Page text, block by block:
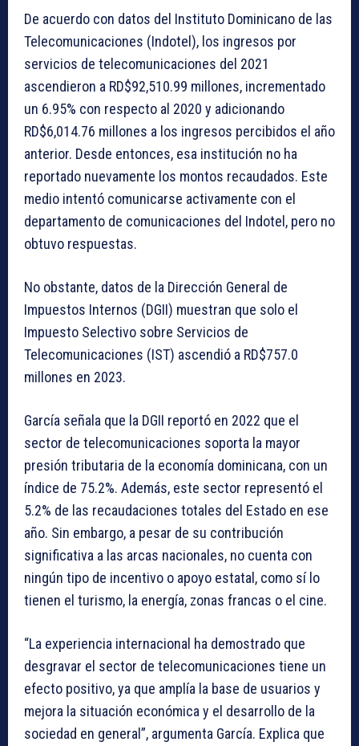
De acuerdo con datos del Instituto Dominicano de las
Telecomunicaciones (Indotel), los ingresos por
servicios de telecomunicaciones del 2021
ascendieron a RD$92,510.99 millones, incrementado
un 6.95% con respecto al 2020 y adicionando
RD$6,014.76 millones a los ingresos percibidos el año
anterior. Desde entonces, esa institución no ha
reportado nuevamente los montos recaudados. Este
medio intentó comunicarse activamente con el
departamento de comunicaciones del Indotel, pero no
obtuvo respuestas.
No obstante, datos de la Dirección General de
Impuestos Internos (DGII) muestran que solo el
Impuesto Selectivo sobre Servicios de
Telecomunicaciones (IST) ascendió a RD$757.0
millones en 2023.
García señala que la DGII reportó en 2022 que el
sector de telecomunicaciones soporta la mayor
presión tributaria de la economía dominicana, con un
índice de 75.2%. Además, este sector representó el
5.2% de las recaudaciones totales del Estado en ese
año. Sin embargo, a pesar de su contribución
significativa a las arcas nacionales, no cuenta con
ningún tipo de incentivo o apoyo estatal, como sí lo
tienen el turismo, la energía, zonas francas o el cine.
“La experiencia internacional ha demostrado que
desgravar el sector de telecomunicaciones tiene un
efecto positivo, ya que amplía la base de usuarios y
mejora la situación económica y el desarrollo de la
sociedad en general”, argumenta García. Explica que